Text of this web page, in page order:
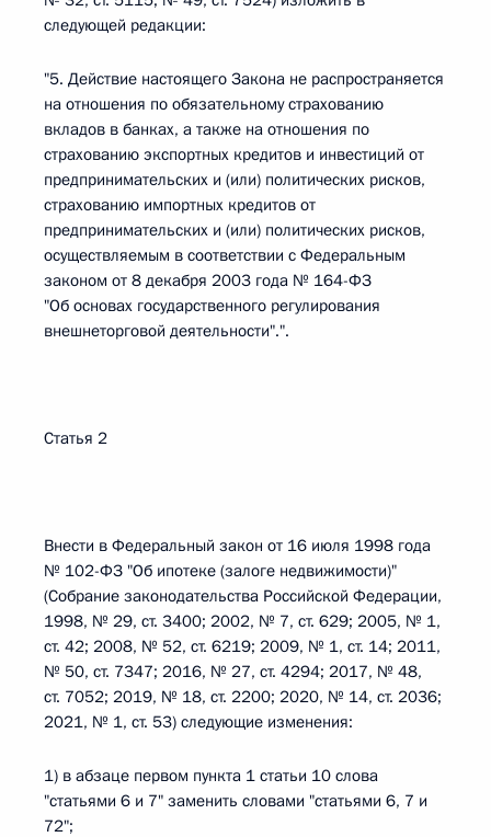
следующей редакции:
"5. Действие настоящего Закона не распространяется
на отношения по обязательному страхованию
вкладов в банках, а также на отношения по
страхованию экспортных кредитов и инвестиций от
предпринимательских и (или) политических рисков,
страхованию импортных кредитов от
предпринимательских и (или) политических рисков,
осуществляемым в соответствии с Федеральным
законом от 8 декабря 2003 года № 164-ФЗ
"Об основах государственного регулирования
внешнеторговой деятельности".".
Статья 2
Внести в Федеральный закон от 16 июля 1998 года
№ 102-ФЗ "Об ипотеке (залоге недвижимости)"
(Собрание законодательства Российской Федерации,
1998, № 29, ст. 3400; 2002, № 7, ст. 629; 2005, № 1,
ст. 42; 2008, № 52, ст. 6219; 2009, № 1, ст. 14; 2011,
№ 50, ст. 7347; 2016, № 27, ст. 4294; 2017, № 48,
ст. 7052; 2019, № 18, ст. 2200; 2020, № 14, ст. 2036;
2021, № 1, ст. 53) следующие изменения:
1) в абзаце первом пункта 1 статьи 10 слова
"статьями 6 и 7" заменить словами "статьями 6, 7 и
72";